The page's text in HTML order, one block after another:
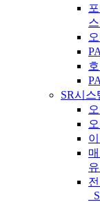
SR시스